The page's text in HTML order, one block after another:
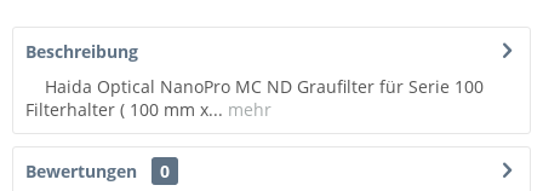
Beschreibung
Haida Optical NanoPro MC ND Graufilter für Serie 100
Filterhalter ( 100 mm x... mehr
Bewertungen
0